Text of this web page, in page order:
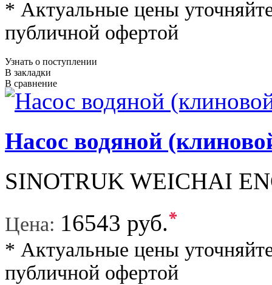
* Актуальные цены
публичной офертой
Узнать о поступлении
В закладки
В сравнение
Насос водяной
SINOTRUK WEICHAI
Цена: 16543 руб.*
* Актуальные цены
публичной офертой